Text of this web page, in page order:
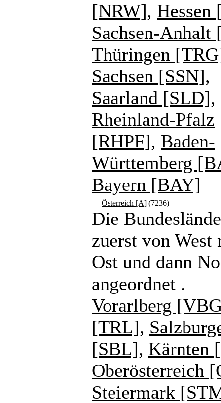
[NRW], Hessen
Sachsen-Anhalt
Thüringen
Sachsen [SSN],
Saarland [SLD],
Rheinland-Pfalz
[RHPF], Baden-
Württemberg
Bayern [BAY]
Österreich [A] (7236)
Die
zuerst von West
Ost und dann
angeordnet .
Vorarlberg
[TRL],
[SBL], Kärnten
Oberösterreich
Steiermark